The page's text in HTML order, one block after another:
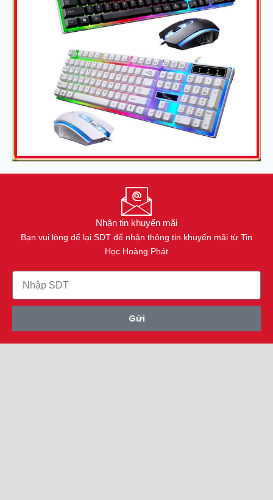
Nhận tin khuyến mãi
Bạn vui lòng để lại SDT để nhận thông tin khuyến mãi từ Tin
Học Hoàng Phát
Gửi